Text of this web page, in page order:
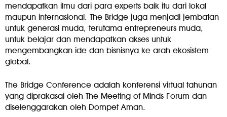
mendapatkan ilmu dari para experts baik itu dari lokal
maupun internasional. The Bridge juga menjadi jembatan
untuk generasi muda, terutama entrepreneurs muda,
untuk belajar dan mendapatkan akses untuk
mengembangkan ide dan bisnisnya ke arah ekosistem
global.
The Bridge Conference adalah konferensi virtual tahunan
yang diprakasai oleh The Meeting of Minds Forum dan
diselenggarakan oleh Dompet Aman.